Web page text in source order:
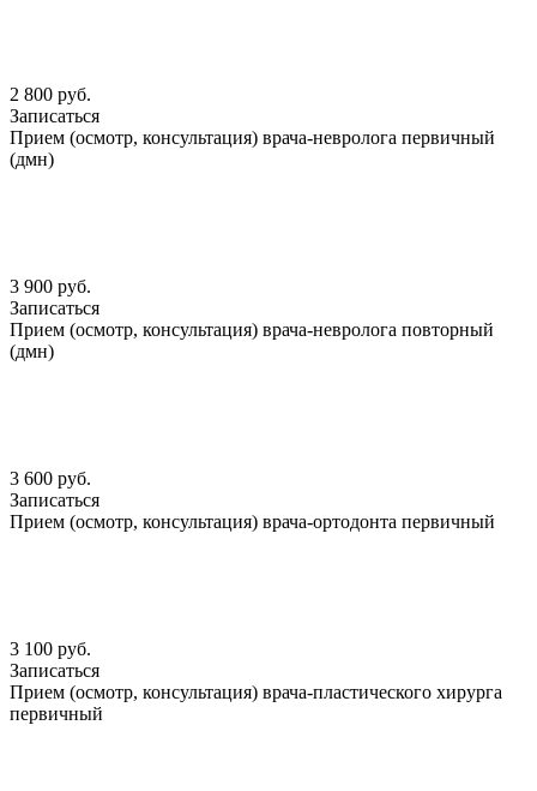
2 800 руб.
Записаться
Прием (осмотр, консультация) врача-невролога первичный
(дмн)
3 900 руб.
Записаться
Прием (осмотр, консультация) врача-невролога повторный
(дмн)
3 600 руб.
Записаться
Прием (осмотр, консультация) врача-ортодонта первичный
3 100 руб.
Записаться
Прием (осмотр, консультация) врача-пластического хирурга
первичный